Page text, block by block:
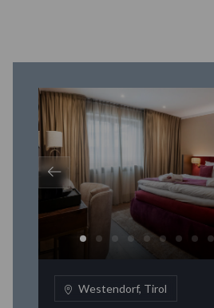
Westendorf, Tirol